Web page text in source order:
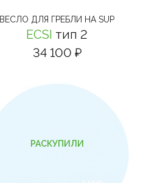
ВЕСЛО ДЛЯ ГРЕБЛИ НА SUP
ECSI тип 2
34 100 ₽
РАСКУПИЛИ